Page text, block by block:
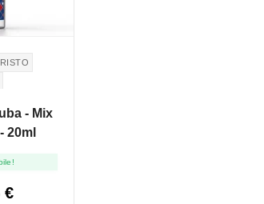
Mix
20ml
€